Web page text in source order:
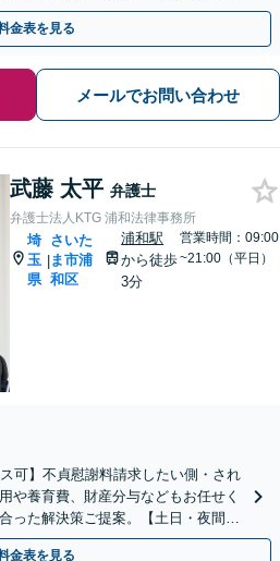
費ほか
金表を見る
メールでお問い合わせ
武藤 太平 弁護士
弁護士法人KTG 浦和法律事務所
埼
玉
県
|
さいた
ま市浦
和区
浦和駅
から徒歩
3分
営業時間：09:00
~21:00（平日）
可】不貞慰謝料請求したい側・され
や養育費、財産分与などもお任せく
った解決策ご提案。【土日・夜間面
金表を見る